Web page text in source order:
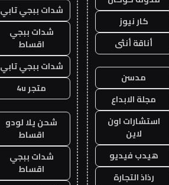
كار نيوز
أناقة أنثى
مدسن
مجلة الابداع
استشارات اون
لاين
هيدب فيديو
رذاذ التجارة
شدات ببجي تابي
شدات ببجي
اقساط
شدات ببجي تابي
متجر 4u
شحن يلا لودو
اقساط
شدات ببجي
اقساط